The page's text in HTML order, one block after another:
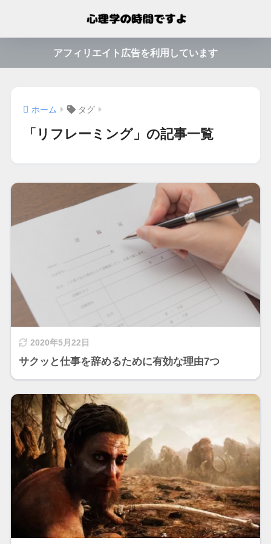
アフィリエイト広告を利用しています
ホーム タグ
「リフレーミング」の記事一覧
2020年5月22日
サクッと仕事を辞めるために有効な理由7つ